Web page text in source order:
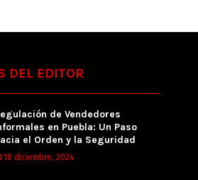
DEL EDITOR
de Vendedores
en Puebla: Un Paso
el Orden y la Seguridad
18 diciembre, 2024